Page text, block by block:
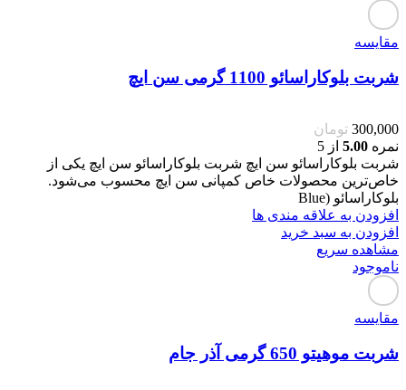
مقایسه
شربت بلوکاراسائو 1100 گرمی سن ایچ
300,000 تومان
نمره 5.00 از 5
شربت بلوکاراسائو سن ایچ شربت بلوکاراسائو سن ایچ یکی از
خاص‌ترین محصولات خاص کمپانی سن ایچ محسوب می‌شود.
بلوکاراسائو (Blue
افزودن به علاقه مندی ها
افزودن به سبد خرید
مشاهده سریع
ناموجود
مقایسه
شربت موهیتو 650 گرمی آذر جام